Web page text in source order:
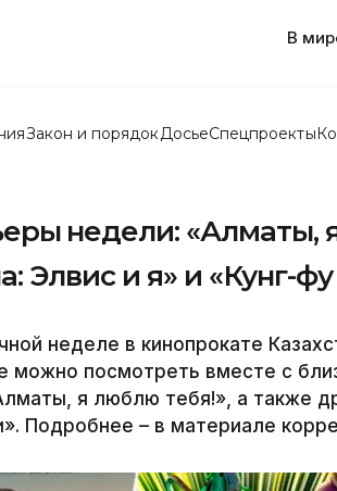
В
Закон и порядок ДосьеСпецпроекты
недели: «Алматы,
Элвис и я» и «Кунг-
неделе в кинопрокате
можно посмотреть вместе с
я люблю тебя!», а также
Подробнее – в материале